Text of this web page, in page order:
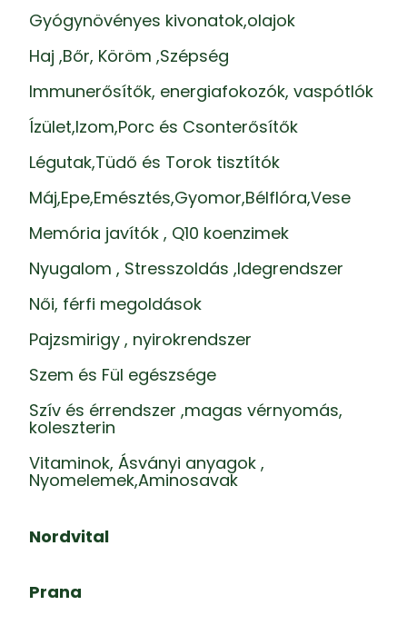
Gyógynövényes kivonatok,olajok
Haj ,Bőr, Köröm ,Szépség
Immunerősítők, energiafokozók, vaspótlók
Ízület,Izom,Porc és Csonterősítők
Légutak,Tüdő és Torok tisztítók
Máj,Epe,Emésztés,Gyomor,Bélflóra,Vese
Memória javítók , Q10 koenzimek
Nyugalom , Stresszoldás ,Idegrendszer
Női, férfi megoldások
Pajzsmirigy , nyirokrendszer
Szem és Fül egészsége
Szív és érrendszer ,magas vérnyomás,
koleszterin
Vitaminok, Ásványi anyagok ,
Nyomelemek,Aminosavak
Nordvital
Prana